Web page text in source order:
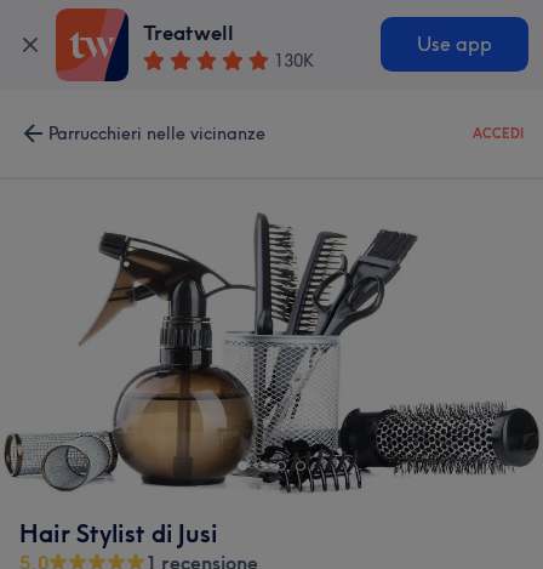
Treatwell
130K
Use app
Parrucchieri nelle vicinanze ACCEDI
Hair Stylist di Jusi
5,0
1 recensione